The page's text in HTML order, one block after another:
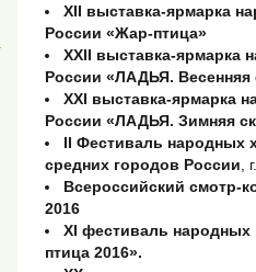
ХII выставка-ярмарка
России «Жар-птица»
XXII выставка-ярмарка
России «ЛАДЬЯ. Весенняя
XXI выставка-ярмарка
России «ЛАДЬЯ. Зимняя
II Фестиваль народных
средних городов России ,
Всероссийский
2016
XI фестиваль
птица 2016».